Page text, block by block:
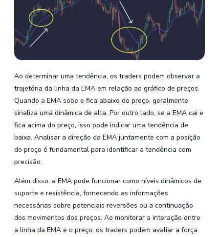
Ao determinar uma tendência, os traders podem observar a
trajetória da linha da EMA em relação ao gráfico de preços.
Quando a EMA sobe e fica abaixo do preço, geralmente
sinaliza uma dinâmica de alta. Por outro lado, se a EMA cai e
fica acima do preço, isso pode indicar uma tendência de
baixa. Analisar a direção da EMA juntamente com a posição
do preço é fundamental para identificar a tendência com
precisão.
Além disso, a EMA pode funcionar como níveis dinâmicos de
suporte e resistência, fornecendo as informações
necessárias sobre potenciais reversões ou a continuação
dos movimentos dos preços. Ao monitorar a interação entre
a linha da EMA e o preço, os traders podem avaliar a força